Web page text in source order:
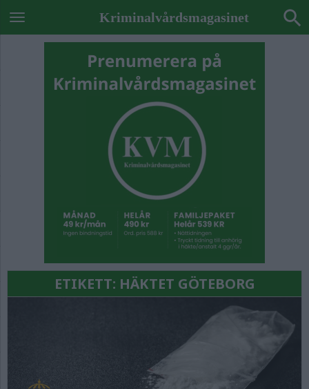
Kriminalvårdsmagasinet
ETIKETT: HÄKTET GÖTEBORG